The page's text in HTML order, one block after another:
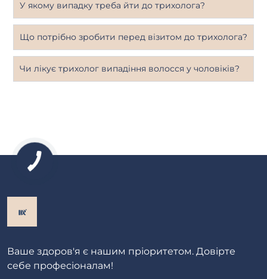
У якому випадку треба йти до трихолога?
Що потрібно зробити перед візитом до трихолога?
Чи лікує трихолог випадіння волосся у чоловіків?
Ваше здоров'я є нашим пріоритетом. Довірте
себе професіоналам!